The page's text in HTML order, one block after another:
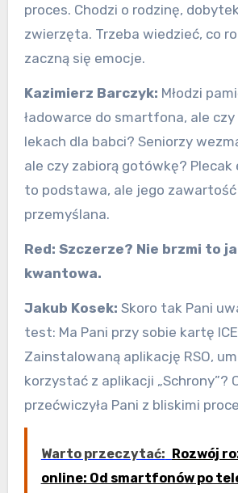
proces. Chodzi o rodzinę,
zwierzęta. Trzeba wiedzieć, co
zaczną się emocje.
Kazimierz Barczyk: Młodzi
ładowarce do smartfona, ale czy
lekach dla babci? Seniorzy
ale czy zabiorą gotówkę?
to podstawa, ale jego zawartość
przemyślana.
Red: Szczerze? Nie brzmi to
kwantowa.
Jakub Kosek: Skoro tak Pani
test: Ma Pani przy sobie kartę
Zainstalowaną aplikację RSO,
korzystać z aplikacji „Schrony”?
przećwiczyła Pani z bliskimi
Warto przeczytać: Rozwój
online: Od smartfonów po